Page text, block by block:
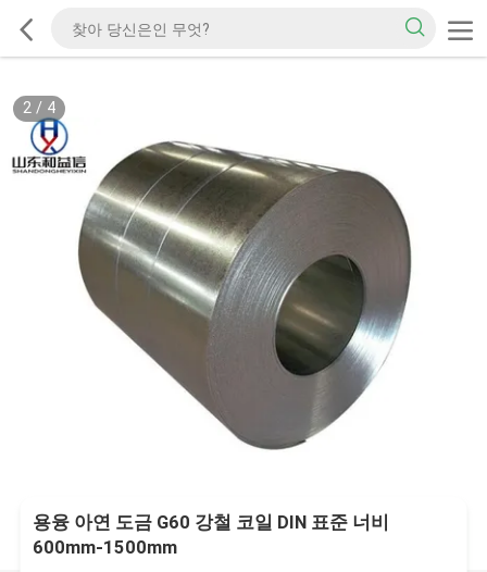
2/ 4
용융 아연 도금 G60 강철 코일 DIN 표준 너비
600mm-1500mm